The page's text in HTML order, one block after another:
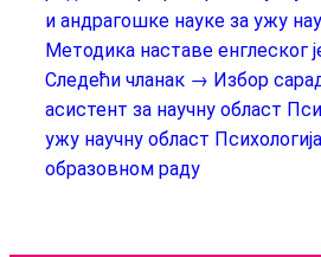
и андрагошке науке за ужу
Методика наставе енглеског
Следећи чланак → Избор
асистент за научну област
ужу научну област
образовном раду